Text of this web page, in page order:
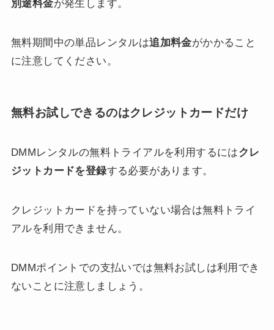
別途料金が発生します。
無料期間中の単品レンタルは追加料金がかかること
に注意してください。
無料お試しできるのはクレジットカードだけ
DMMレンタルの無料トライアルを利用するにはクレ
ジットカードを登録する必要があります。
クレジットカードを持っていない場合は無料トライ
アルを利用できません。
DMMポイントでの支払いでは無料お試しは利用でき
ないことに注意しましょう。